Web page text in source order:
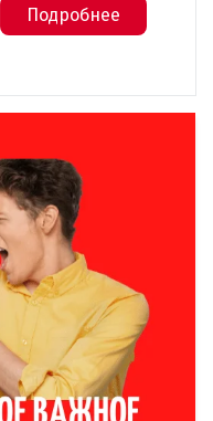
Подробнее